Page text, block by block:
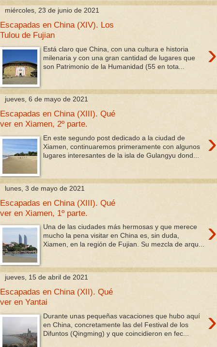
miércoles, 23 de junio de 2021
Escapadas en China (XIV). Los
Tulou de Fujian
›
Está claro que China, con una cultura e historia
milenaria y con una gran cantidad de lugares que
son Patrimonio de la Humanidad (55 en tota...
jueves, 6 de mayo de 2021
Escapadas en China (XIII). Qué
ver en Xiamen, 2º parte.
›
En este segundo post dedicado a la ciudad de
Xiamen, continuaremos primeramente con algunos
lugares interesantes de la isla de Gulangyu dond...
lunes, 3 de mayo de 2021
Escapadas en China (XIII). Qué
ver en Xiamen, 1º parte.
›
Una de las ciudades más hermosas y que merece
mucho la pena visitar en China es, sin duda,
Xiamen, en la región de Fujian. Su mezcla de arqu...
jueves, 15 de abril de 2021
Escapadas en China (XII). Qué
ver en Yantai
›
Durante unas pequeñas vacaciones que hubo aquí
en China, concretamente las del Festival de los
Difuntos (Qingming) y que coincidieron en fec...